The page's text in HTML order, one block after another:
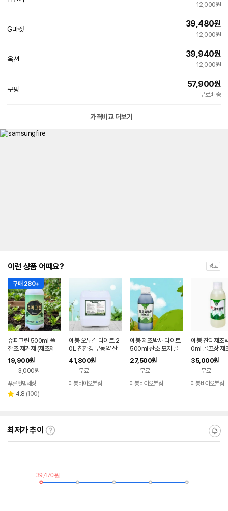
12,000원
G마켓
39,480원
12,000원
옥션
39,940원
12,000원
쿠팡
57,900원
무료배송
가격비교 더보기
이런 상품 어때요? 광고
구매 280+
슈퍼그린 500ml 풀
잡초 제거제 (제초제
농약X) 냄새 적고 바로
효과 천연 원료
19,900원
3,000원
푸른텃밭세상
별 4.8 리
(100)
예봉 오투칼 라이트 2
0L 친환경 무농약 산
소 잔디 골프장 제초제
대로 하는 원예용품
41,800원
무료
예봉바이오본점
예봉 제초박사 라이트
500ml 산소 묘지 골
프장 제초제대로 하는
친환경 원예용품
27,500원
무료
예봉바이오본점
예봉 잔디제초
0ml 골프장 제
로 하는 친환경
품
35,000원
무료
예봉바이오본점
최저가 추이
최
이
란?
알